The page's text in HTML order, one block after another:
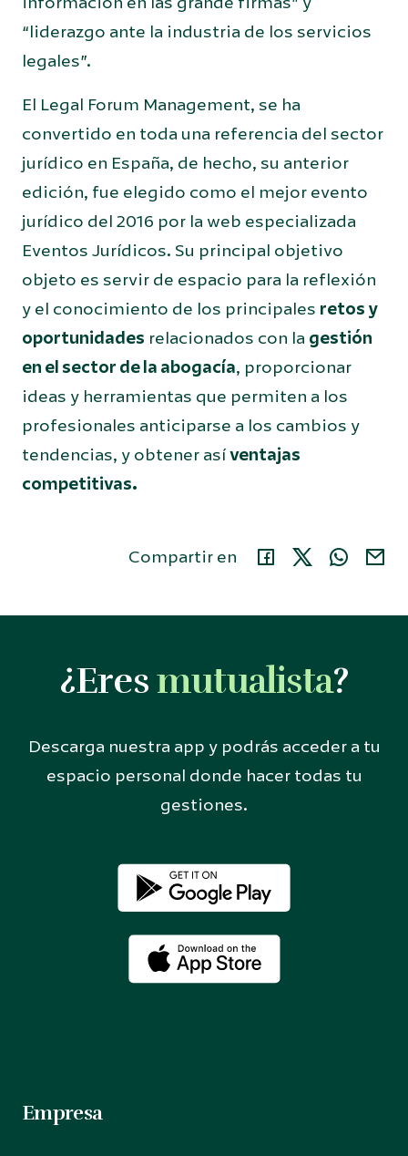
“liderazgo ante la industria de los servicios
legales”.
El Legal Forum Management, se ha
convertido en toda una referencia del sector
jurídico en España, de hecho, su anterior
edición, fue elegido como el mejor evento
jurídico del 2016 por la web especializada
Eventos Jurídicos. Su principal objetivo
objeto es servir de espacio para la reflexión
y el conocimiento de los principales retos y
oportunidades relacionados con la gestión
en el sector de la abogacía, proporcionar
ideas y herramientas que permiten a los
profesionales anticiparse a los cambios y
tendencias, y obtener asíventajas
competitivas.
Compartir en
¿Eresmutualista?
Descarga nuestra app y podrás acceder a tu
espacio personal donde hacer todas tu
gestiones.
Empresa